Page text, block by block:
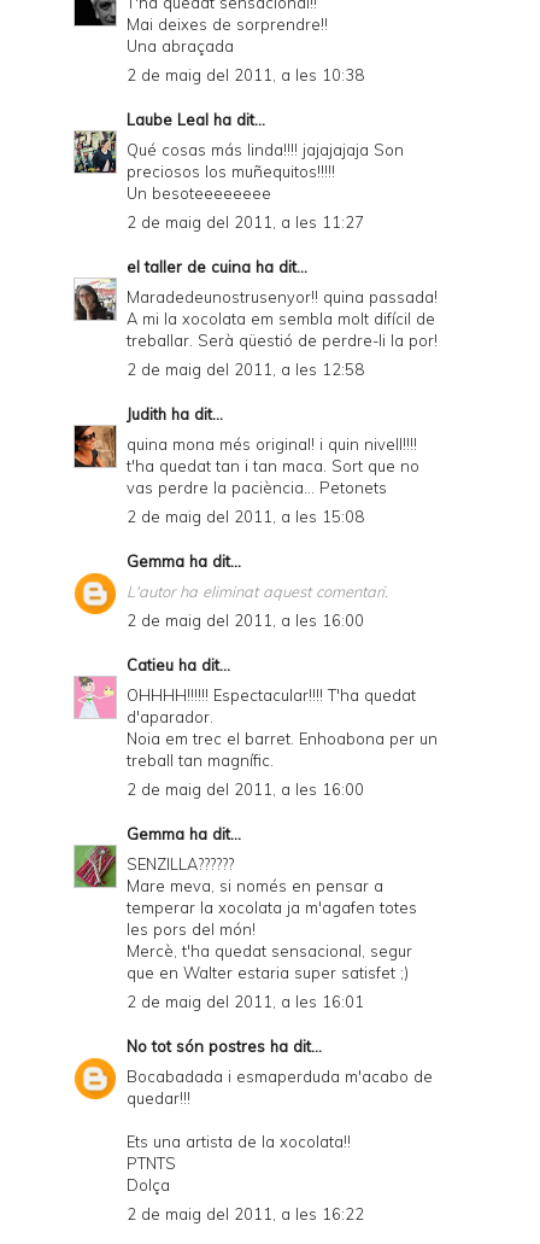
Mai deixes de sorprendre!!
Una abraçada
2 de maig del 2011, a les 10:38
Laube Leal ha dit...
Qué cosas más linda!!!! jajajajaja Son
preciosos los muñequitos!!!!!
Un besoteeeeeeee
2 de maig del 2011, a les 11:27
el taller de cuina ha dit...
Maradedeunostrusenyor!! quina passada!
A mi la xocolata em sembla molt difícil de
treballar. Serà qüestió de perdre-li la por!
2 de maig del 2011, a les 12:58
Judith ha dit...
quina mona més original! i quin nivell!!!!
t'ha quedat tan i tan maca. Sort que no
vas perdre la paciència... Petonets
2 de maig del 2011, a les 15:08
Gemma ha dit...
L'autor ha eliminat aquest comentari.
2 de maig del 2011, a les 16:00
Catieu ha dit...
OHHHH!!!!!! Espectacular!!!! T'ha quedat
d'aparador.
Noia em trec el barret. Enhoabona per un
treball tan magnífic.
2 de maig del 2011, a les 16:00
Gemma ha dit...
SENZILLA??????
Mare meva, si només en pensar a
temperar la xocolata ja m'agafen totes
les pors del món!
Mercè, t'ha quedat sensacional, segur
que en Walter estaria super satisfet ;)
2 de maig del 2011, a les 16:01
No tot són postres ha dit...
Bocabadada i esmaperduda m'acabo de
quedar!!!
Ets una artista de la xocolata!!
PTNTS
Dolça
2 de maig del 2011, a les 16:22